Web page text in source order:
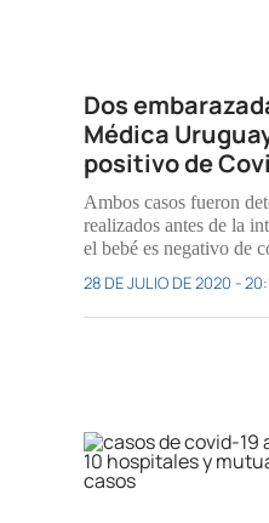
Dos
Médica
positivo de
Ambos casos fueron
realizados antes de la
el bebé es negativo de
28 DE JULIO DE 2020 -